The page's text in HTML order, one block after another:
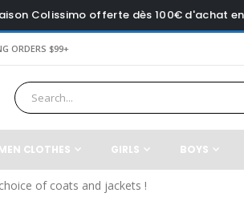
Colissimo offerte dès 100€ d'achat
ORDERS $99+
CLOTHES GIRLS BOYS
of coats and jackets !